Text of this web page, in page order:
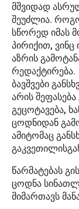
მშვიდად
შეუძლია.
სწორედ იმას
პირიქით,
აზრის
რედაქტირება.
ბავშვები
არის
გეცოტავება,
ცოდნიდან
ამიტომაც
წარმატებას
ცოდნა
მიმართავს